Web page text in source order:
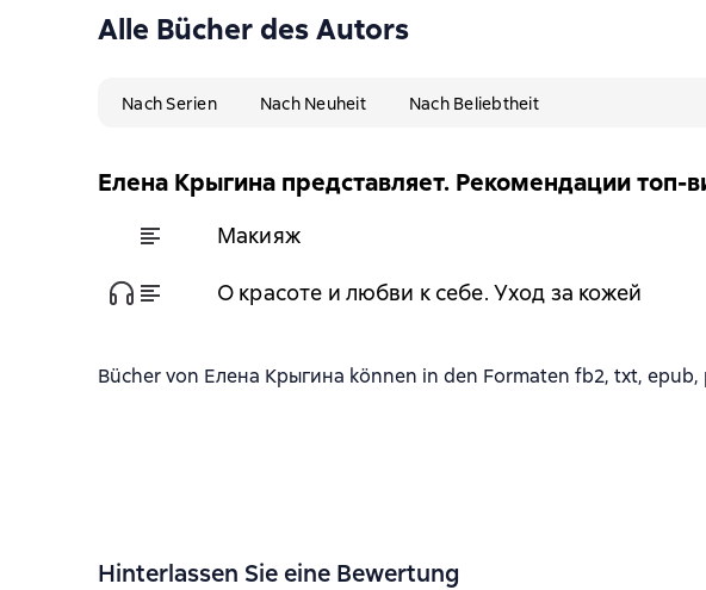
Alle Bücher des Autors
Nach Serien Nach Neuheit Nach Beliebtheit
Елена Крыгина представляет. Рекомендации топ-
Макияж
О красоте и любви к себе. Уход за кожей
Bücher von Елена Крыгина können in den Formaten fb2, txt,
Hinterlassen Sie eine Bewertung